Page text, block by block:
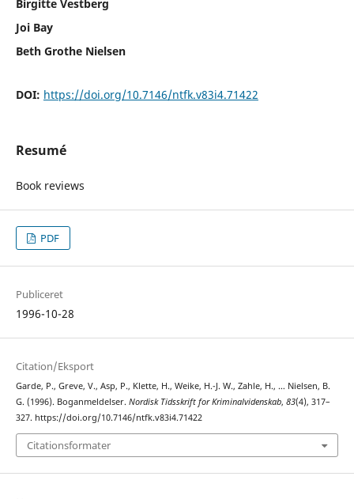
Birgitte Vestberg
Joi Bay
Beth Grothe Nielsen
DOI: https://doi.org/10.7146/ntfk.v83i4.71422
Resumé
Book reviews
PDF
Publiceret
1996-10-28
Citation/Eksport
Garde, P., Greve, V., Asp, P., Klette, H., Weike, H.-J. W., Zahle, H., … Nielsen, B.
G. (1996). Boganmeldelser. Nordisk Tidsskrift for Kriminalvidenskab, 83(4), 317–
327. https://doi.org/10.7146/ntfk.v83i4.71422
Citationsformater